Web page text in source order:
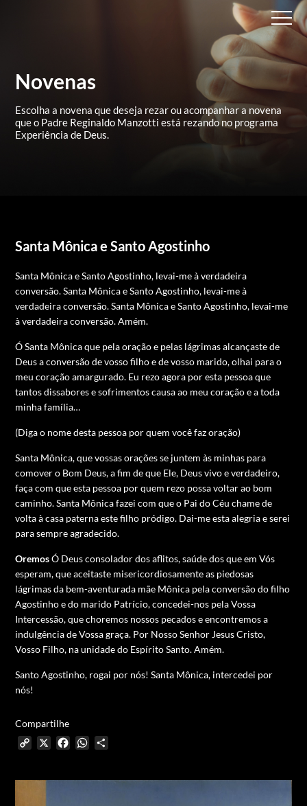
Novenas
Escolha a novena que deseja rezar ou acompanhar a novena
queo Padre Reginaldo Manzotti está rezando no programa
Experiência de Deus.
Santa Mônica e Santo Agostinho
Santa Mônica e Santo Agostinho, levai-me à verdadeira
conversão.Santa Mônica e Santo Agostinho, levai-me à
verdadeira conversão.Santa Mônica e Santo Agostinho, levai-me
à verdadeira conversão.Amém.
Ó Santa Mônica que pela oração e pelas lágrimas alcançaste de
Deus a conversão de vosso filho e de vosso marido, olhai para o
meu coração amargurado. Eu rezo agora por esta pessoa que
tantos dissabores e sofrimentos causa ao meu coração e a toda
minha família…
(Diga o nome desta pessoa por quem você faz oração)
Santa Mônica, que vossas orações se juntem às minhas para
comover o Bom Deus, a fim de que Ele, Deus vivo e verdadeiro,
faça com que esta pessoa por quem rezo possa voltar ao bom
caminho. Santa Mônica fazei com que o Pai do Céu chame de
volta à casa paterna este filho pródigo. Dai-me esta alegria e serei
para sempre agradecido.
OremosÓ Deus consolador dos aflitos, saúde dos que em Vós
esperam, que aceitaste misericordiosamente as piedosas
lágrimas da bem-aventurada mãe Mônica pela conversão do filho
Agostinho e do marido Patrício, concedei-nos pela Vossa
Intercessão, que choremos nossos pecados e encontremos a
indulgência de Vossa graça. Por Nosso Senhor Jesus Cristo,
Vosso Filho, na unidade do Espírito Santo. Amém.
Santo Agostinho, rogai por nós! Santa Mônica, intercedei por
nós!
Compartilhe
Copy X FacebookWhatsApp